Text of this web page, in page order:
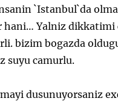
`Istanbul`da
hani… Yalniz dikkatimi
bizim bogazda
suyu camurlu.
dusunuyorsaniz